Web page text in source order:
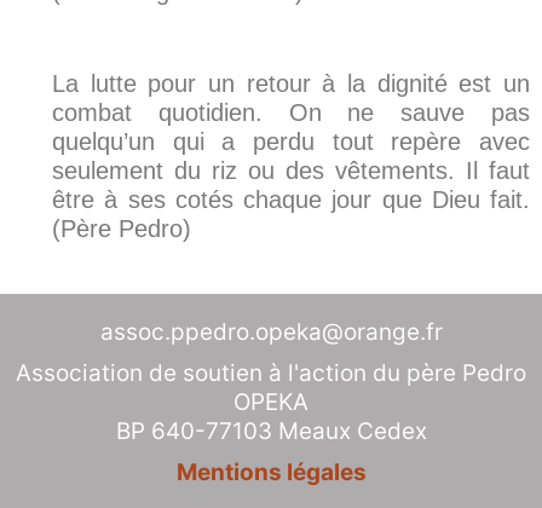
La lutte pour un retour à la dignité est un
combat quotidien. On ne sauve pas
quelqu’un qui a perdu tout repère avec
seulement du riz ou des vêtements. Il faut
être à ses cotés chaque jour que Dieu fait.
(Père Pedro)
assoc.ppedro.opeka@orange.fr
Association de soutien à l'action du père Pedro
OPEKA
BP 640-77103 Meaux Cedex
Mentions légales